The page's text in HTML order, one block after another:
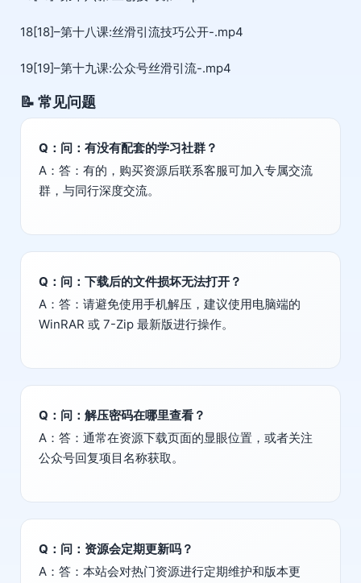
18[18]–第十八课:丝滑引流技巧公开-.mp4
19[19]–第十九课:公众号丝滑引流-.mp4
📝 常见问题
Q：问：有没有配套的学习社群？
A：答：有的，购买资源后联系客服可加入专属交流
群，与同行深度交流。
Q：问：下载后的文件损坏无法打开？
A：答：请避免使用手机解压，建议使用电脑端的
WinRAR 或 7-Zip 最新版进行操作。
Q：问：解压密码在哪里查看？
A：答：通常在资源下载页面的显眼位置，或者关注
公众号回复项目名称获取。
Q：问：资源会定期更新吗？
A：答：本站会对热门资源进行定期维护和版本更